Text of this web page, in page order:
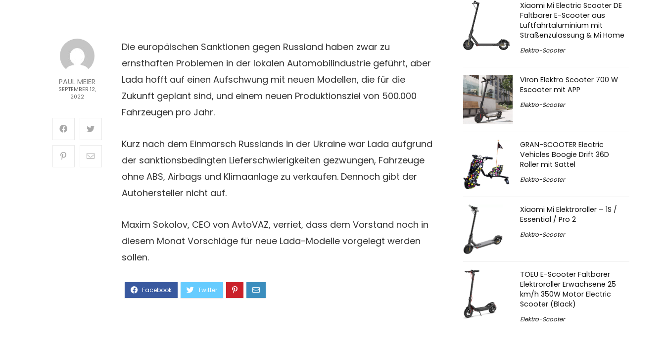
PAUL MEIER
SEPTEMBER 12,
2022
Die europäischen Sanktionen gegen Russland haben zwar zu
ernsthaften Problemen in der lokalen Automobilindustrie geführt, aber
Lada hofft auf einen Aufschwung mit neuen Modellen, die für die
Zukunft geplant sind, und einem neuen Produktionsziel von 500.000
Fahrzeugen pro Jahr.
Kurz nach dem Einmarsch Russlands in der Ukraine war Lada aufgrund
der sanktionsbedingten Lieferschwierigkeiten gezwungen, Fahrzeuge
ohne ABS, Airbags und Klimaanlage zu verkaufen. Dennoch gibt der
Autohersteller nicht auf.
Maxim Sokolov, CEO von AvtoVAZ, verriet, dass dem Vorstand noch in
diesem Monat Vorschläge für neue Lada-Modelle vorgelegt werden
sollen.
Xiaomi Mi Electric Scooter DE
Faltbarer E-Scooter aus
Luftfahrtaluminium mit
Straßenzulassung & Mi Home
Elektro-Scooter
Viron Elektro Scooter 700 W
Escooter mit APP
Elektro-Scooter
GRAN-SCOOTER Electric
Vehicles Boogie Drift 36D
Roller mit Sattel
Elektro-Scooter
Xiaomi Mi Elektroroller – 1S /
Essential / Pro 2
Elektro-Scooter
TOEU E-Scooter Faltbarer
Elektroroller Erwachsene 25
km/h 350W Motor Electric
Scooter (Black)
Elektro-Scooter